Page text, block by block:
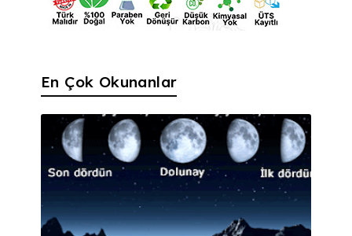
En Çok Okunanlar